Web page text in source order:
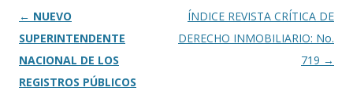
k
Navegación
de
entradas
← NUEVO
SUPERINTENDENTE
NACIONAL DE LOS
REGISTROS PÚBLICOS
ÍNDICE REVISTA CRÍTICA DE
DERECHO INMOBILIARIO: No.
719 →